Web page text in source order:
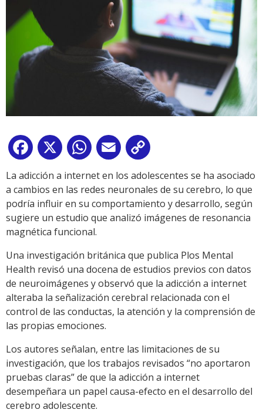
Facebook
X WhatsApp
Email
Link
La adicción a internet en los adolescentes se ha asociado
a cambios en las redes neuronales de su cerebro, lo que
podría influir en su comportamiento y desarrollo, según
sugiere un estudio que analizó imágenes de resonancia
magnética funcional.
Una investigación británica que publica Plos Mental
Health revisó una docena de estudios previos con datos
de neuroimágenes y observó que la adicción a internet
alteraba la señalización cerebral relacionada con el
control de las conductas, la atención y la comprensión de
las propias emociones.
Los autores señalan, entre las limitaciones de su
investigación, que los trabajos revisados “no aportaron
pruebas claras” de que la adicción a internet
desempeñara un papel causa-efecto en el desarrollo del
cerebro adolescente.